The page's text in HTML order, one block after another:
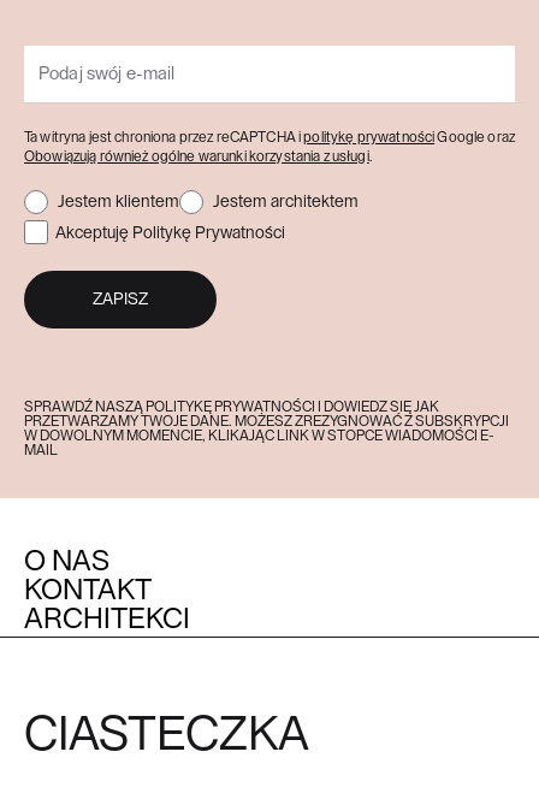
Ta witryna jest chroniona przez reCAPTCHA ipolitykę prywatnościGoogle oraz
Obowiązują również ogólne warunki korzystania z usługi.
Jestem klientem
Jestem architektem
Akceptuję Politykę Prywatności
ZAPISZ
SPRAWDŹ NASZĄ POLITYKĘ PRYWATNOŚCI I DOWIEDZ SIĘ JAK
PRZETWARZAMY TWOJE DANE. MOŻESZ ZREZYGNOWAĆ Z SUBSKRYPCJI
W DOWOLNYM MOMENCIE, KLIKAJĄC LINK W STOPCE WIADOMOŚCI E-
MAIL
O NAS
KONTAKT
ARCHITEKCI
MEDIA
OBSŁUGA KLIENTA POZOSTAŁE
CIASTECZKA